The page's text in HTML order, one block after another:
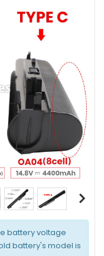
battery voltage
battery's model is